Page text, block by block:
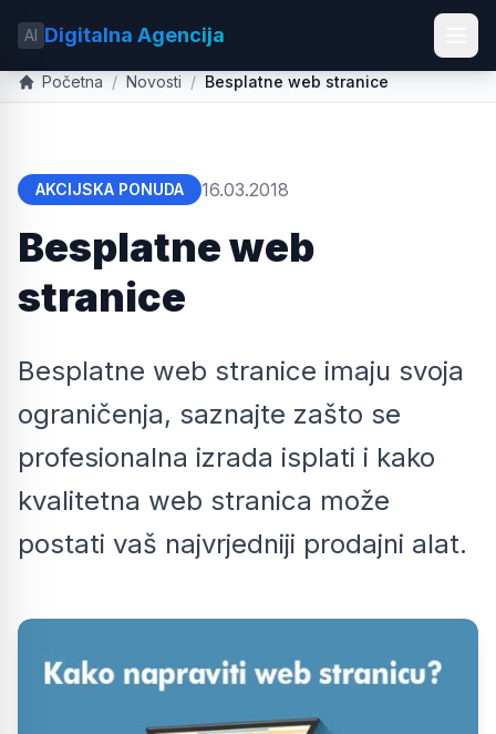
AI Digitalna Agencija
Početna / Novosti / Besplatne web stranice
AKCIJSKA PONUDA 16.03.2018
Besplatne web
stranice
Besplatne web stranice imaju svoja
ograničenja, saznajte zašto se
profesionalna izrada isplati i kako
kvalitetna web stranica može
postati vaš najvrjedniji prodajni alat.